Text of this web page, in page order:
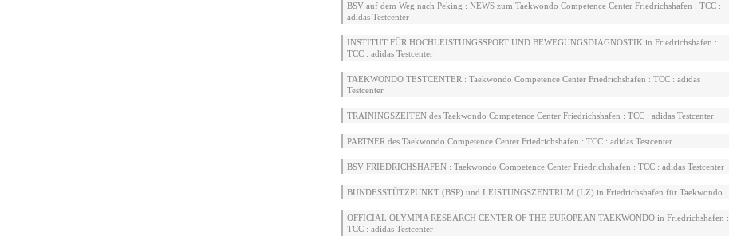
BSV auf dem Weg nach Peking : NEWS zum Taekwondo Competence Center Friedrichshafen : TCC :
adidas Testcenter
INSTITUT FÜR HOCHLEISTUNGSSPORT UND BEWEGUNGSDIAGNOSTIK in Friedrichshafen :
TCC : adidas Testcenter
TAEKWONDO TESTCENTER : Taekwondo Competence Center Friedrichshafen : TCC : adidas
Testcenter
TRAININGSZEITEN des Taekwondo Competence Center Friedrichshafen : TCC : adidas Testcenter
PARTNER des Taekwondo Competence Center Friedrichshafen : TCC : adidas Testcenter
BSV FRIEDRICHSHAFEN : Taekwondo Competence Center Friedrichshafen : TCC : adidas Testcenter
BUNDESSTÜTZPUNKT (BSP) und LEISTUNGSZENTRUM (LZ) in Friedrichshafen für Taekwondo
OFFICIAL OLYMPIA RESEARCH CENTER OF THE EUROPEAN TAEKWONDO in Friedrichshafen :
TCC : adidas Testcenter